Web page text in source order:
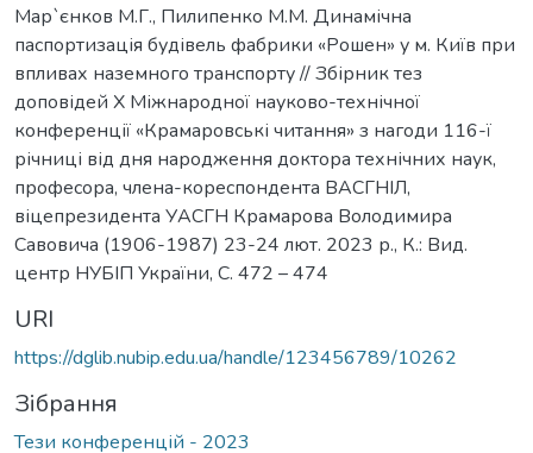
Мар`єнков М.Г., Пилипенко М.М. Динамічна
паспортизація будівель фабрики «Рошен» у м. Київ при
впливах наземного транспорту // Збірник тез
доповідей Х Міжнародної науково-технічної
конференції «Крамаровські читання» з нагоди 116-ї
річниці від дня народження доктора технічних наук,
професора, члена-кореспондента ВАСГНІЛ,
віцепрезидента УАСГН Крамарова Володимира
Савовича (1906-1987) 23-24 лют. 2023 р., К.: Вид.
центр НУБІП України, С. 472 – 474
URI
https://dglib.nubip.edu.ua/handle/123456789/10262
Зібрання
Тези конференцій - 2023